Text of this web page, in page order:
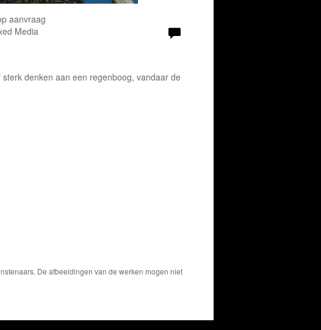
aanvraag
Media
denken aan een regenboog, vandaar de
De afbeeldingen van de werken mogen niet